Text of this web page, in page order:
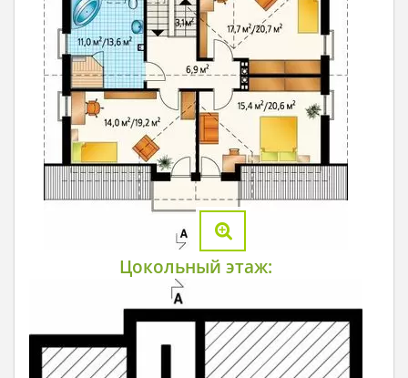
Цокольный этаж: